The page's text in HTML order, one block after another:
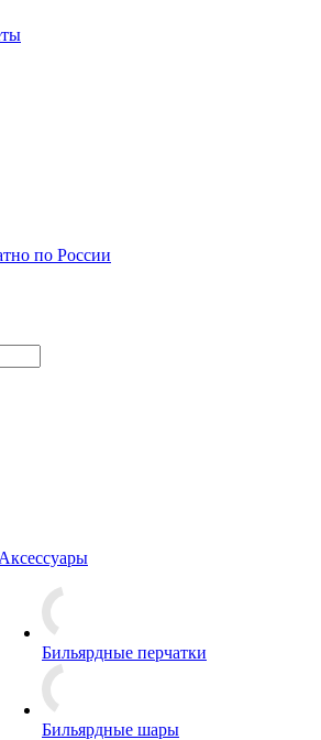
по России
Аксессуары
Бильярдные перчатки
Бильярдные шары